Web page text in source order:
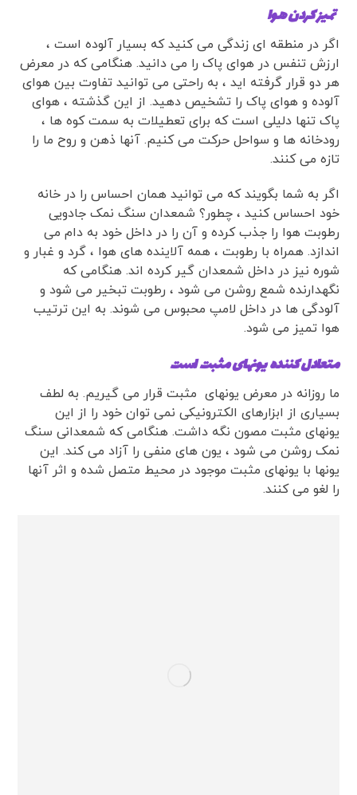
تمیز کردن هوا
اگر در منطقه ای زندگی می کنید که بسیار آلوده است ،
ارزش تنفس در هوای پاک را می دانید. هنگامی که در معرض
هر دو قرار گرفته اید ، به راحتی می توانید تفاوت بین هوای
آلوده و هوای پاک را تشخیص دهید. از این گذشته ، هوای
پاک تنها دلیلی است که برای تعطیلات به سمت کوه ها ،
رودخانه ها و سواحل حرکت می کنیم. آنها ذهن و روح ما را
تازه می کنند.
اگر به شما بگویند که می توانید همان احساس را در خانه
خود احساس کنید ، چطور؟ شمعدان سنگ نمک جادویی
رطوبت هوا را جذب کرده و آن را در داخل خود به دام می
اندازد. همراه با رطوبت ، همه آلاینده های هوا ، گرد و غبار و
شوره نیز در داخل شمعدان گیر کرده اند. هنگامی که
نگهدارنده شمع روشن می شود ، رطوبت تبخیر می شود و
آلودگی ها در داخل لامپ محبوس می شوند. به این ترتیب
هوا تمیز می شود.
متعادل کننده یونهای مثبت است
ما روزانه در معرض یونهای مثبت قرار می گیریم. به لطف
بسیاری از ابزارهای الکترونیکی نمی توان خود را از این
یونهای مثبت مصون نگه داشت. هنگامی که شمعدانی سنگ
نمک روشن می شود ، یون های منفی را آزاد می کند. این
یونها با یونهای مثبت موجود در محیط متصل شده و اثر آنها
را لغو می کنند.